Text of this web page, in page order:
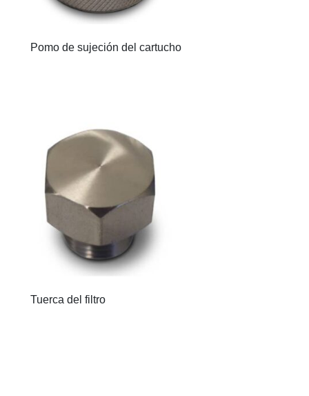
Pomo de sujeción del cartucho
Tuerca del filtro